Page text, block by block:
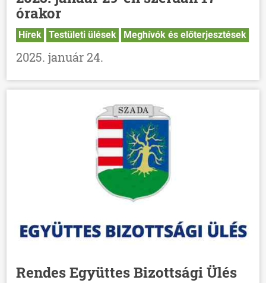
órakor
Hírek Testületi ülések Meghívók és előterjesztések
2025. január 24.
Rendes Együttes Bizottsági Ülés